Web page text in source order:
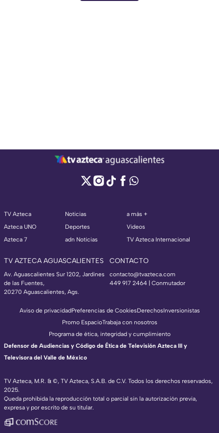
TV Azteca
Azteca UNO
Azteca 7
Noticias
Deportes
adn Noticias
a más +
Videos
TV Azteca Internacional
TV AZTECA AGUASCALIENTES
Av. Aguascalientes Sur 1202, Jardines
de las Fuentes,
20270 Aguascalientes, Ags.
CONTACTO
contacto@tvazteca.com
449 917 2464 | Conmutador
TV Azteca, M.R. & ©, TV Azteca, S.A.B. de C.V. Todos los derechos reservados,
2025.
Queda prohibida la reproducción total o parcial sin la autorización previa,
expresa y por escrito de su titular.
Aviso de privacidadPreferencias de CookiesDerechosInversionistas
Promo EspacioTrabaja con nosotros
Programa de ética, integridad y cumplimiento
Defensor de Audiencias y Código de Ética de Televisión Azteca III y
Televisora del Valle de México